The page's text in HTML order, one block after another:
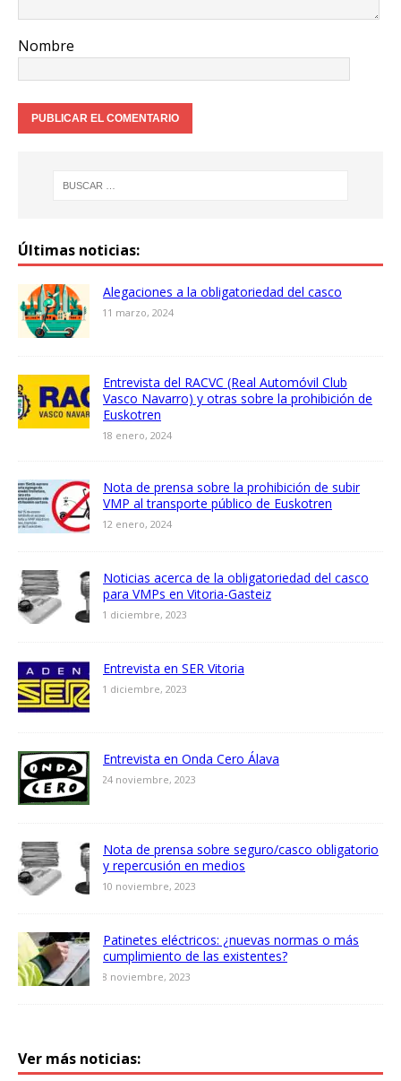
Nombre
Últimas noticias:
Alegaciones a la obligatoriedad del casco
11 marzo, 2024
Entrevista del RACVC (Real Automóvil Club
Vasco Navarro) y otras sobre la prohibición de
Euskotren
18 enero, 2024
Nota de prensa sobre la prohibición de subir
VMP al transporte público de Euskotren
12 enero, 2024
Noticias acerca de la obligatoriedad del casco
para VMPs en Vitoria-Gasteiz
1 diciembre, 2023
Entrevista en SER Vitoria
1 diciembre, 2023
Entrevista en Onda Cero Álava
24 noviembre, 2023
Nota de prensa sobre seguro/casco obligatorio
y repercusión en medios
10 noviembre, 2023
Patinetes eléctricos: ¿nuevas normas o más
cumplimiento de las existentes?
8 noviembre, 2023
Ver más noticias: